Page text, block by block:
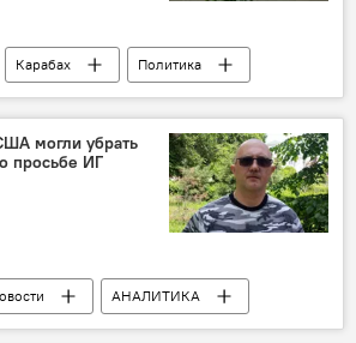
Карабах
Политика
мира
Турция
гуманитарный саммит
конфликта
могли убрать
просьбе ИГ
АНАЛИТИКА
Афганистан